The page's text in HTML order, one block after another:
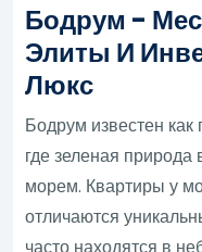
Бодрум -
Элиты И
Люкс
Бодрум известен как
где зеленая
морем. Квартиры у
отличаются
часто находятся в